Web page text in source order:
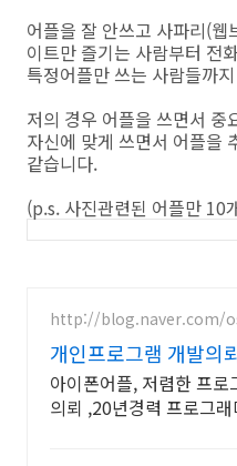
어플을 잘 안쓰고 사파리(
이트만 즐기는 사람부터 전
특정어플만 쓰는 사람들까
저의 경우 어플을 쓰면서 중
자신에 맞게 쓰면서 어플을
같습니다.
(p.s. 사진관련된 어플만 10
http://blog.naver.com/
개인프로그램 개발의
아이폰어플, 저렴한 프로
의뢰 ,20년경력 프로그